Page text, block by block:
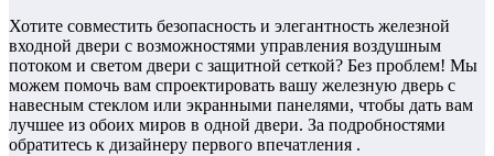
Хотите совместить безопасность и элегантность железной
входной двери с возможностями управления воздушным
потоком и светом двери с защитной сеткой? Без проблем! Мы
можем помочь вам спроектировать вашу железную дверь с
навесным стеклом или экранными панелями, чтобы дать вам
лучшее из обоих миров в одной двери. За подробностями
обратитесь к дизайнеру первого впечатления .